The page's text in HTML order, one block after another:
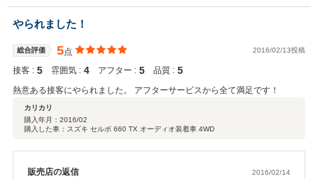
やられました！
総合評価 5点 2016/02/13投稿
接客 : 5 雰囲気 : 4 アフター : 5 品質 : 5
熱意ある接客にやられました。 アフターサービスから全て満足です！
カリカリ
購入年月： 2016/02
購入した車：スズキ セルボ 660 TX オーディオ装着車 4WD
販売店の返信 2016/02/14